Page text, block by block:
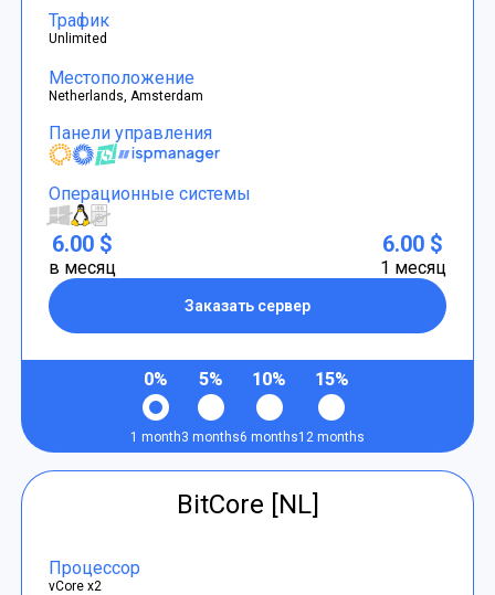
Трафик
Unlimited
Местоположение
Netherlands, Amsterdam
Панели управления
Операционные системы
6.00 $
в месяц
Заказать сервер
6.00 $
1 месяц
0%
1 month
5%
3 months
10%
6 months
15%
12 months
BitCore [NL]
Процессор
vCore x2